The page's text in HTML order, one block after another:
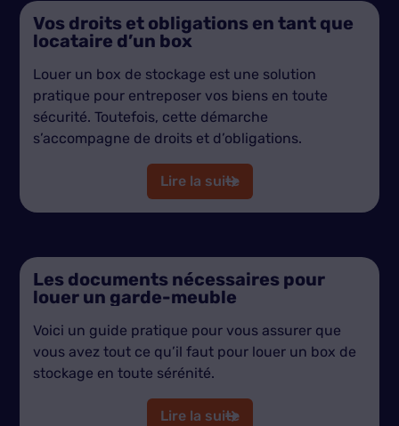
Vos droits et obligations en tant que
locataire d’un box
Louer un box de stockage est une solution
pratique pour entreposer vos biens en toute
sécurité. Toutefois, cette démarche
s’accompagne de droits et d’obligations.
Lire la suite
Les documents nécessaires pour
louer un garde-meuble
Voici un guide pratique pour vous assurer que
vous avez tout ce qu’il faut pour louer un box de
stockage en toute sérénité.
Lire la suite